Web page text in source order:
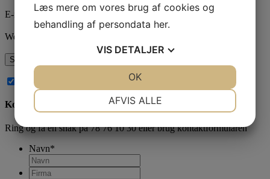
E-mail *
Websted
Abonnér på nye kommentarer til dette indlæg
Kontakt os
Ring og få en snak på78 76 10 30eller brug kontaktformularen
Navn*
Læs mere om vores brug af cookies og
behandling af persondata her.
VIS DETALJER
AFVIS ALLE
OK